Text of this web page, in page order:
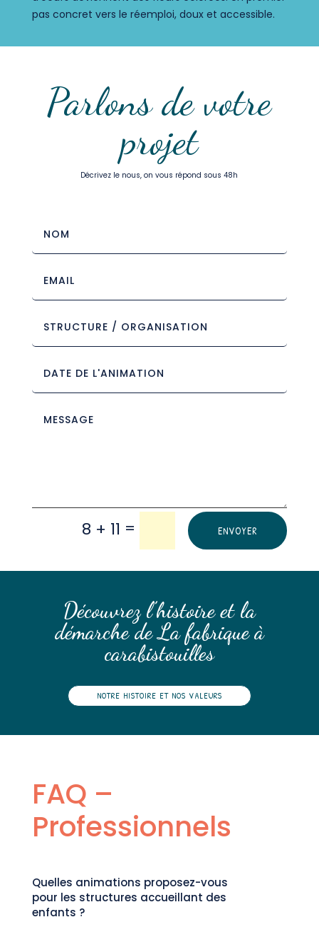
pas concret vers le réemploi, doux et accessible.
Parlons de votre
projet
Décrivez le nous, on vous répond sous 48h
8 + 11 = ENVOYER
Découvrez l’histoire et la
démarche de La fabrique à
carabistouilles
NOTRE HISTOIRE ET NOS VALEURS
FAQ –
Professionnels
Quelles animations proposez-vous
pour les structures accueillant des
enfants ?